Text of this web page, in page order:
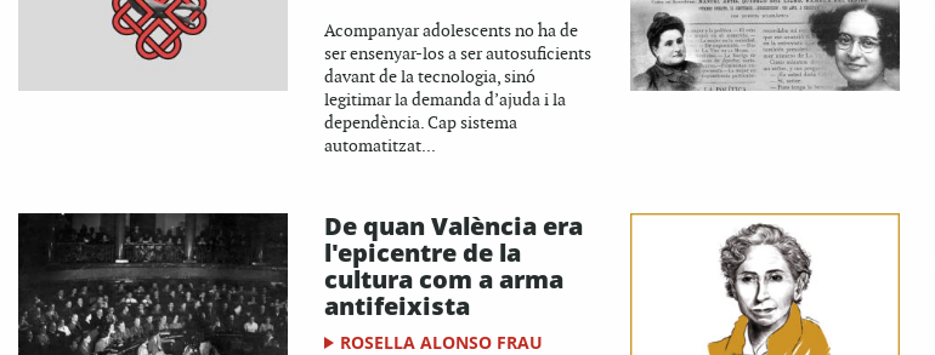
Acompanyar adolescents no ha de
ser ensenyar-los a ser autosuficients
davant de la tecnologia, sinó
legitimar la demanda d’ajuda i la
dependència. Cap sistema
automatitzat...
De quan València era
l'epicentre de la
cultura com a arma
antifeixista
ROSELLA ALONSO FRAU